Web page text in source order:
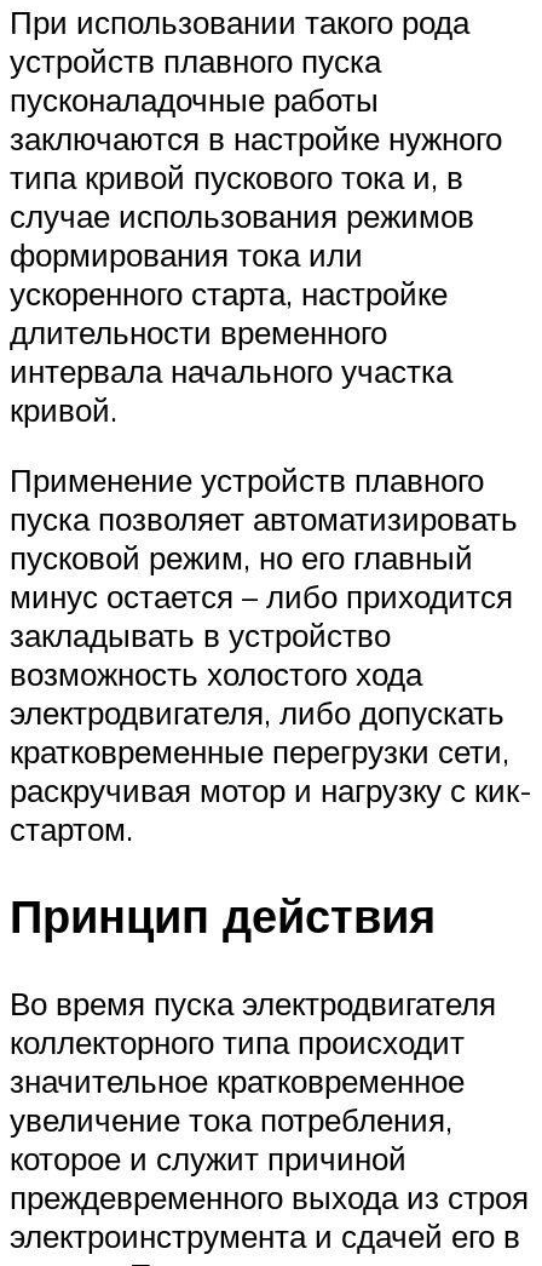
При использовании такого рода
устройств плавного пуска
пусконаладочные работы
заключаются в настройке нужного
типа кривой пускового тока и, в
случае использования режимов
формирования тока или
ускоренного старта, настройке
длительности временного
интервала начального участка
кривой.
Применение устройств плавного
пуска позволяет автоматизировать
пусковой режим, но его главный
минус остается – либо приходится
закладывать в устройство
возможность холостого хода
электродвигателя, либо допускать
кратковременные перегрузки сети,
раскручивая мотор и нагрузку с кик-
стартом.
Принцип действия
Во время пуска электродвигателя
коллекторного типа происходит
значительное кратковременное
увеличение тока потребления,
которое и служит причиной
преждевременного выхода из строя
электроинструмента и сдачей его в